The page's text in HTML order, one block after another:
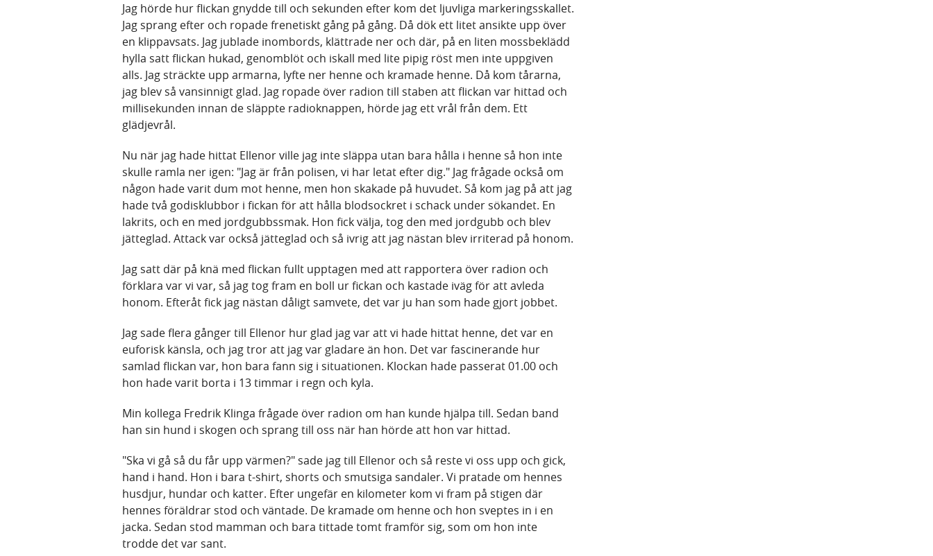
Jag hörde hur flickan gnydde till och sekunden efter kom det ljuvliga markeringsskallet.
Jag sprang efter och ropade frenetiskt gång på gång. Då dök ett litet ansikte upp över
en klippavsats. Jag jublade inombords, klättrade ner och där, på en liten mossbeklädd
hylla satt flickan hukad, genomblöt och iskall med lite pipig röst men inte uppgiven
alls. Jag sträckte upp armarna, lyfte ner henne och kramade henne. Då kom tårarna,
jag blev så vansinnigt glad. Jag ropade över radion till staben att flickan var hittad och
millisekunden innan de släppte radioknappen, hörde jag ett vrål från dem. Ett
glädjevrål.
Nu när jag hade hittat Ellenor ville jag inte släppa utan bara hålla i henne så hon inte
skulle ramla ner igen: "Jag är från polisen, vi har letat efter dig." Jag frågade också om
någon hade varit dum mot henne, men hon skakade på huvudet. Så kom jag på att jag
hade två godisklubbor i fickan för att hålla blodsockret i schack under sökandet. En
lakrits, och en med jordgubbssmak. Hon fick välja, tog den med jordgubb och blev
jätteglad. Attack var också jätteglad och så ivrig att jag nästan blev irriterad på honom.
Jag satt där på knä med flickan fullt upptagen med att rapportera över radion och
förklara var vi var, så jag tog fram en boll ur fickan och kastade iväg för att avleda
honom. Efteråt fick jag nästan dåligt samvete, det var ju han som hade gjort jobbet.
Jag sade flera gånger till Ellenor hur glad jag var att vi hade hittat henne, det var en
euforisk känsla, och jag tror att jag var gladare än hon. Det var fascinerande hur
samlad flickan var, hon bara fann sig i situationen. Klockan hade passerat 01.00 och
hon hade varit borta i 13 timmar i regn och kyla.
Min kollega Fredrik Klinga frågade över radion om han kunde hjälpa till. Sedan band
han sin hund i skogen och sprang till oss när han hörde att hon var hittad.
"Ska vi gå så du får upp värmen?" sade jag till Ellenor och så reste vi oss upp och gick,
hand i hand. Hon i bara t-shirt, shorts och smutsiga sandaler. Vi pratade om hennes
husdjur, hundar och katter. Efter ungefär en kilometer kom vi fram på stigen där
hennes föräldrar stod och väntade. De kramade om henne och hon sveptes in i en
jacka. Sedan stod mamman och bara tittade tomt framför sig, som om hon inte
trodde det var sant.